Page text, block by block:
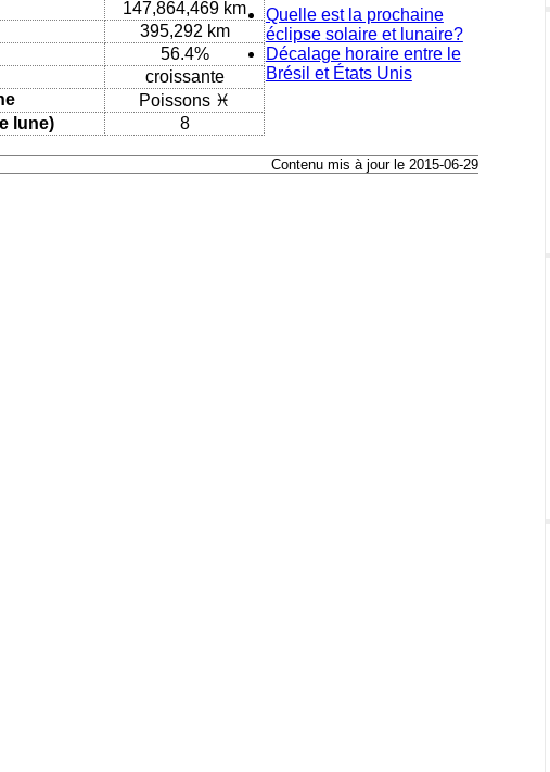
147,864,469 km
395,292 km
56.4%
croissante
Poissons ♓
lune)
8
Quelle est la prochaine
éclipse solaire et lunaire?
Décalage horaire entre le
Brésil et États Unis
Contenu mis à jour le 2015-06-29